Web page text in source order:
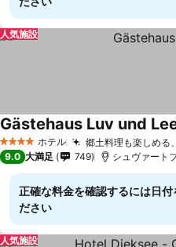
人気施設
4 ホテルのランク
ホテル 郷土料理も楽しめる
Gästehaus Luv und
9.0 大満足 749 シュヴァート
正確な料金を確認するには日付
ださい
人気施設